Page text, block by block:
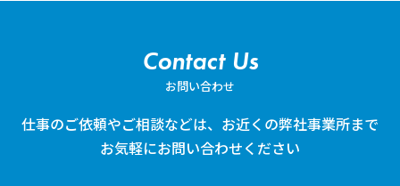
Contact Us
お問い合わせ
仕事のご依頼やご相談などは、 お近くの弊社事業所まで
お気軽にお問い合わせください